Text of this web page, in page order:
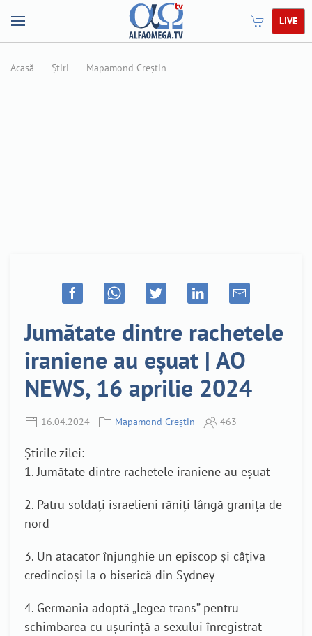
LIVE
Acasă Știri Mapamond Creștin
Jumătate dintre rachetele
iraniene au eșuat | AO
NEWS, 16 aprilie 2024
16.04.2024 Mapamond Creștin 463
Știrile zilei:
1. Jumătate dintre rachetele iraniene au eșuat
2. Patru soldați israelieni răniți lângă granița de
nord
3. Un atacator înjunghie un episcop și câțiva
credincioși la o biserică din Sydney
4. Germania adoptă „legea trans” pentru
schimbarea cu ușurință a sexului înregistrat